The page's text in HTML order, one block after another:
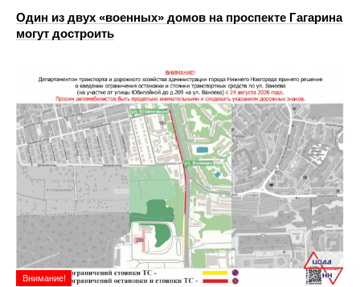
Один из двух «военных» домов на проспекте Гагарина
могут достроить
Внимание!